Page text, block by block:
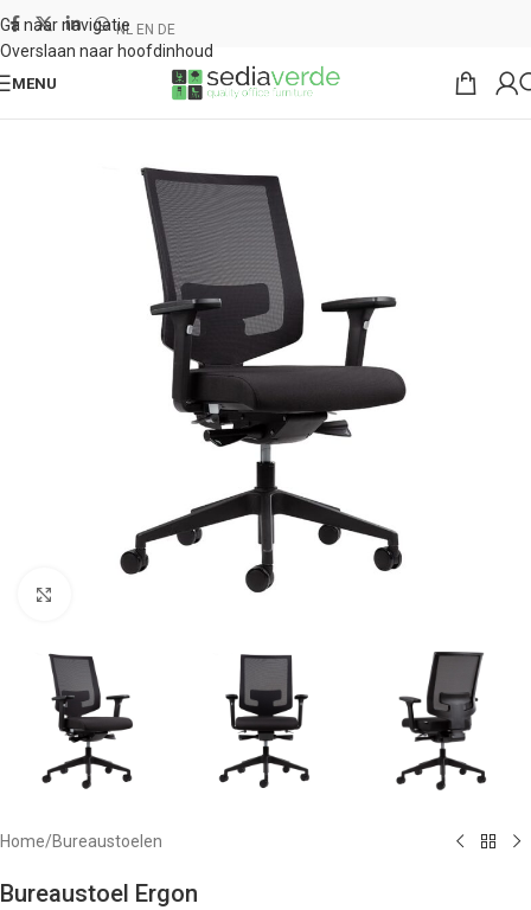
Ga naar navigatie
Overslaan naar hoofdinhoud
NL EN DE
MENU
Home/Bureaustoelen
Bureaustoel Ergon